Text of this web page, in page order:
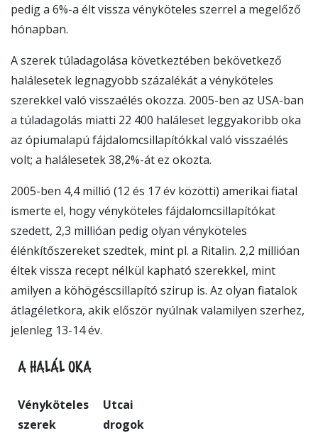
pedig a 6%-a élt vissza vényköteles szerrel a megelőző
hónapban.
A szerek túladagolása következtében bekövetkező
halálesetek legnagyobb százalékát a vényköteles
szerekkel való visszaélés okozza. 2005-ben az USA-ban
a túladagolás miatti 22 400 haláleset leggyakoribb oka
az ópiumalapú fájdalomcsillapítókkal való visszaélés
volt; a halálesetek 38,2%-át ez okozta.
2005-ben 4,4 millió (12 és 17 év közötti) amerikai fiatal
ismerte el, hogy vényköteles fájdalomcsillapítókat
szedett, 2,3 millióan pedig olyan vényköteles
élénkítőszereket szedtek, mint pl. a Ritalin. 2,2 millióan
éltek vissza recept nélkül kapható szerekkel, mint
amilyen a köhögéscsillapító szirup is. Az olyan fiatalok
átlagéletkora, akik először nyúlnak valamilyen szerhez,
jelenleg 13-14 év.
A HALÁL OKA
Vényköteles
szerek
Utcai
drogok